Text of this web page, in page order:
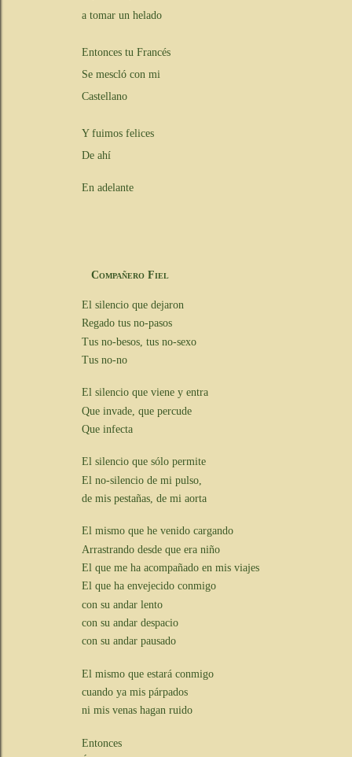
a tomar un helado
Entonces tu Francés
Se mescló con mi
Castellano
Y fuimos felices
De ahí
En adelante
Compañero Fiel
El silencio que dejaron
Regado tus no-pasos
Tus no-besos, tus no-sexo
Tus no-no
El silencio que viene y entra
Que invade, que percude
Que infecta
El silencio que sólo permite
El no-silencio de mi pulso,
de mis pestañas, de mi aorta
El mismo que he venido cargando
Arrastrando desde que era niño
El que me ha acompañado en mis viajes
El que ha envejecido conmigo
con su andar lento
con su andar despacio
con su andar pausado
El mismo que estará conmigo
cuando ya mis párpados
ni mis venas hagan ruido
Entonces